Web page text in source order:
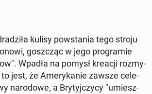
kulisy po­wsta­nia tego stroju
gosz­cząc w jego pro­gra­mie
Wpadła na pomysł kreacji roz­my­
to jest, że Ame­ry­ka­nie zawsze ce­le­
na­ro­do­we, a Bry­tyj­czy­cy "umiesz­